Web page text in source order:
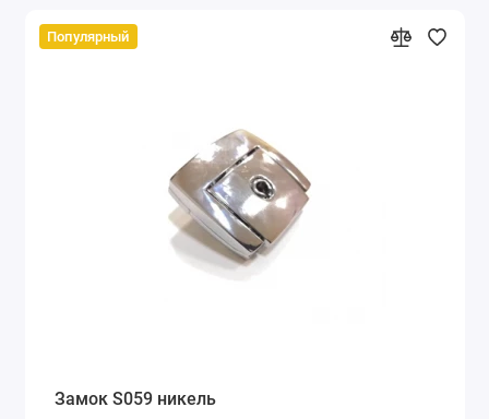
Популярный
Замок S059 никель